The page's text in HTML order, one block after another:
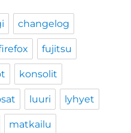
changelog
fujitsu
konsolit
luuri lyhyet
matkailu